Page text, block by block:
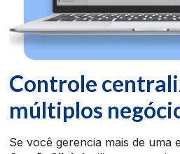
Controle
múltiplos
Se você gerencia mais de uma